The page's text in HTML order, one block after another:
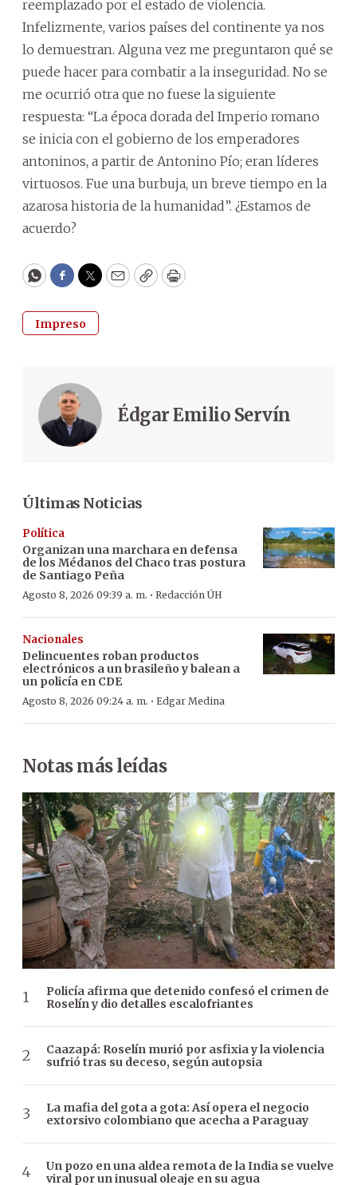
reemplazado por el estado de violencia.
Infelizmente, varios países del continente ya nos
lo demuestran. Alguna vez me preguntaron qué se
puede hacer para combatir a la inseguridad. No se
me ocurrió otra que no fuese la siguiente
respuesta: “La época dorada del Imperio romano
se inicia con el gobierno de los emperadores
antoninos, a partir de Antonino Pío; eran líderes
virtuosos. Fue una burbuja, un breve tiempo en la
azarosa historia de la humanidad”. ¿Estamos de
acuerdo?
WhatsApp
Facebook
Twitter
EmailCopyPrint
Impreso
Édgar Emilio Servín
Últimas Noticias
Política
Organizan una marchara en defensa
de los Médanos del Chaco tras postura
de Santiago Peña
Agosto 8, 2026 09:39 a. m. · Redacción ÚH
Nacionales
Delincuentes roban productos
electrónicos a un brasileño y balean a
un policía en CDE
Agosto 8, 2026 09:24 a. m. · Edgar Medina
Notas más leídas
Policía afirma que detenido confesó el crimen de
Roselín y dio detalles escalofriantes
Caazapá: Roselín murió por asfixia y la violencia
sufrió tras su deceso, según autopsia
La mafia del gota a gota: Así opera el negocio
extorsivo colombiano que acecha a Paraguay
Un pozo en una aldea remota de la India se vuelve
viral por un inusual oleaje en su agua